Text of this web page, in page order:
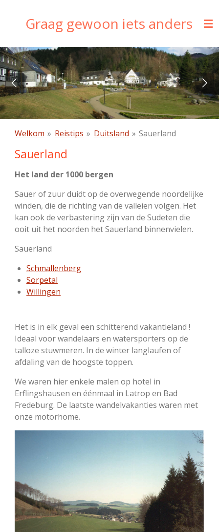
de
hoofdinhoud
Graag gewoon iets anders
Welkom » Reistips » Duitsland » Sauerland
Sauerland
Het land der 1000 bergen
Sauer of zuur duidt op de overwegende noordelijke
winden, die de richting van de valleien volgen. Het
kan ook de verbastering zijn van de Sudeten die
ooit uit het noorden het Sauerland binnenvielen.
Sauerland
Schmallenberg
Sorpetal
Willingen
Het is in elk geval een schitterend vakantieland !
Ideaal voor wandelaars en watersporters op de
talloze stuwmeren. In de winter langlaufen of
afdaling van de hoogste toppen.
We waren hier enkele malen op hotel in
Erflingshausen en éénmaal in Latrop en Bad
Fredeburg. De laatste wandelvakanties waren met
onze motorhome.